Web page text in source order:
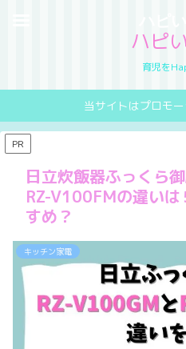
ハピ
育児を
当サイトはプロモ
PR
日立炊飯器ふっくら
RZ-V100FMの違い
すめ？
キッチン家電